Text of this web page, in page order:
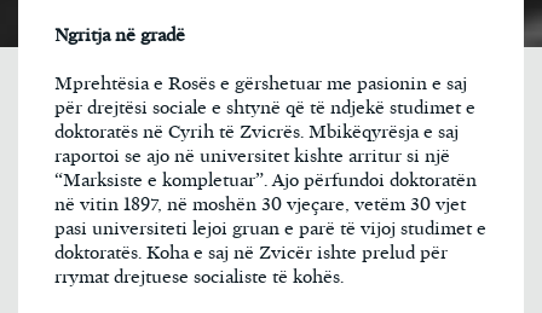
Ngritja në gradë
Mprehtësia e Rosës e gërshetuar me pasionin e saj
për drejtësi sociale e shtynë që të ndjekë studimet e
doktoratës në Cyrih të Zvicrës. Mbikëqyrësja e saj
raportoi se ajo në universitet kishte arritur si një
“Marksiste e kompletuar”. Ajo përfundoi doktoratën
në vitin 1897, në moshën 30 vjeçare, vetëm 30 vjet
pasi universiteti lejoi gruan e parë të vijoj studimet e
doktoratës. Koha e saj në Zvicër ishte prelud për
rrymat drejtuese socialiste të kohës.